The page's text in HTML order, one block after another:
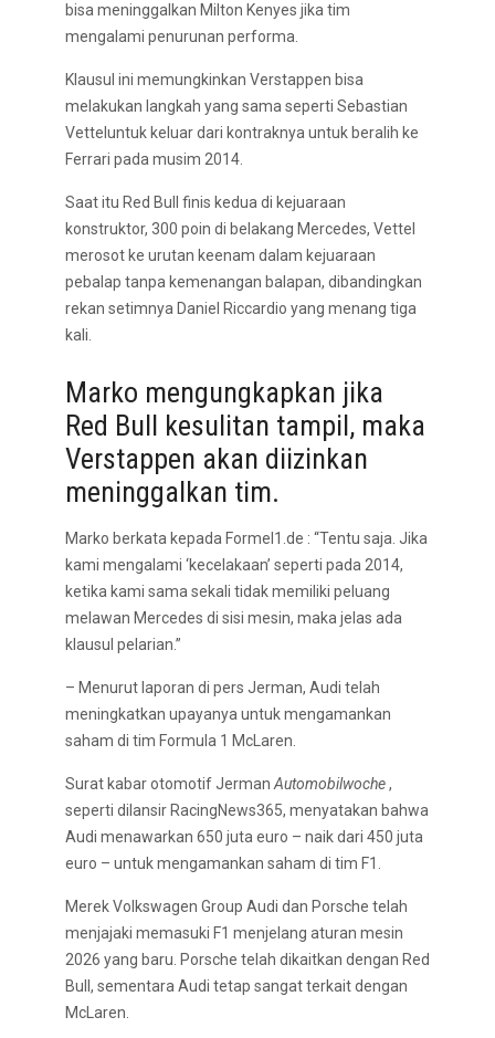
bisa meninggalkan Milton Kenyes jika tim
mengalami penurunan performa.
Klausul ini memungkinkan Verstappen bisa
melakukan langkah yang sama seperti Sebastian
Vetteluntuk keluar dari kontraknya untuk beralih ke
Ferrari pada musim 2014.
Saat itu Red Bull finis kedua di kejuaraan
konstruktor, 300 poin di belakang Mercedes, Vettel
merosot ke urutan keenam dalam kejuaraan
pebalap tanpa kemenangan balapan, dibandingkan
rekan setimnya Daniel Riccardio yang menang tiga
kali.
Marko mengungkapkan jika
Red Bull kesulitan tampil, maka
Verstappen akan diizinkan
meninggalkan tim.
Marko berkata kepada Formel1.de : “Tentu saja. Jika
kami mengalami ‘kecelakaan’ seperti pada 2014,
ketika kami sama sekali tidak memiliki peluang
melawan Mercedes di sisi mesin, maka jelas ada
klausul pelarian.”
– Menurut laporan di pers Jerman, Audi telah
meningkatkan upayanya untuk mengamankan
saham di tim Formula 1 McLaren.
Surat kabar otomotif Jerman Automobilwoche,
seperti dilansir RacingNews365, menyatakan bahwa
Audi menawarkan 650 juta euro – naik dari 450 juta
euro – untuk mengamankan saham di tim F1.
Merek Volkswagen Group Audi dan Porsche telah
menjajaki memasuki F1 menjelang aturan mesin
2026 yang baru. Porsche telah dikaitkan dengan Red
Bull, sementara Audi tetap sangat terkait dengan
McLaren.